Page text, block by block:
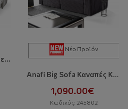
Samos II Καναπές Με Κρεβάτι Και Αποθηκευτικό Χώρο
Νέο Προϊόν
Anafi Big Sofa Καναπές Κρεβάτι Με Αποθηκευτικό Χώρο
1,090.00€
Κωδικός: 245802